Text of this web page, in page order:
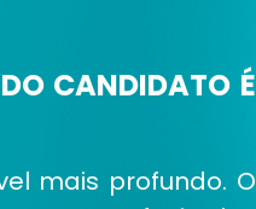
CANDIDATO É
mais profundo. O